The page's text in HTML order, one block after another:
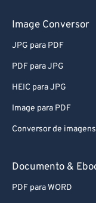
Image Conversor
JPG para PDF
PDF para JPG
HEIC para JPG
Image para PDF
Conversor de imagens
Documento &
PDF para WORD